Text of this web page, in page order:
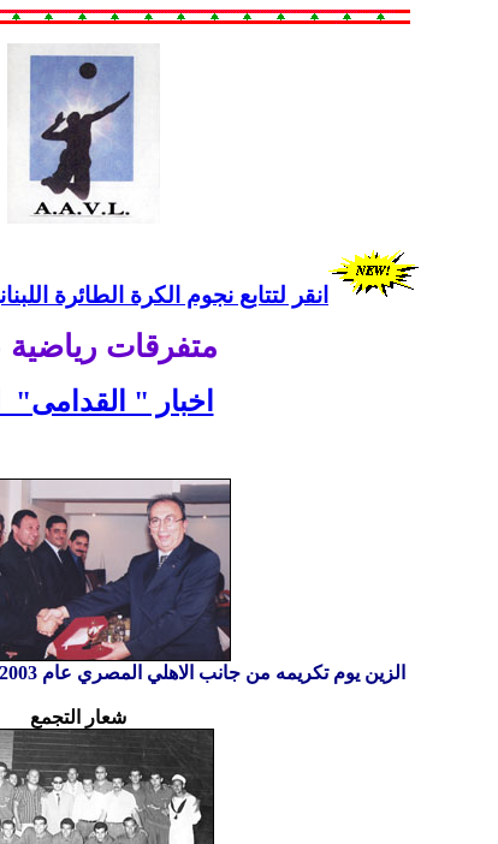
انقر لتتابع نجوم الكرة الطائرة
متفرقات رياضية
اخبار " القدامى"
الزين يوم تكريمه من جانب الاهلي المصري عام 2003 حيث لعب في صفوفه 5 سنوات
شعار التجمع